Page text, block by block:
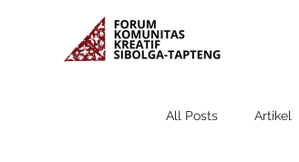
All Posts Artikel